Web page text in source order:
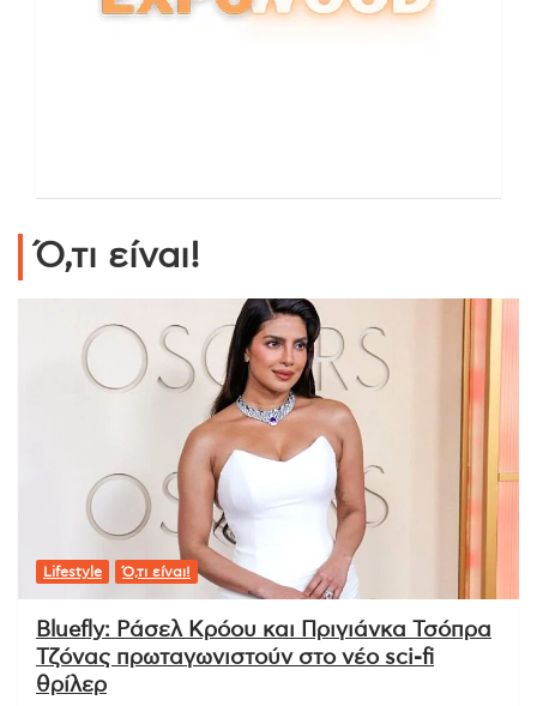
Ό,τι είναι!
Lifestyle Ό,τι είναι!
Bluefly: Ράσελ Κρόου και Πριγιάνκα Τσόπρα
Τζόνας πρωταγωνιστούν στο νέο sci-fi
θρίλερ